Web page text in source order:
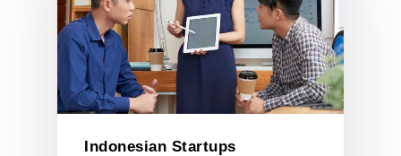
Indonesian Startups